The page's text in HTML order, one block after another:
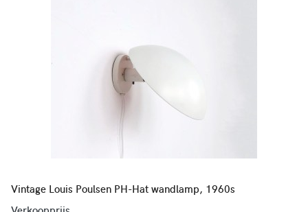
Vintage Louis Poulsen PH-Hat wandlamp, 1960s